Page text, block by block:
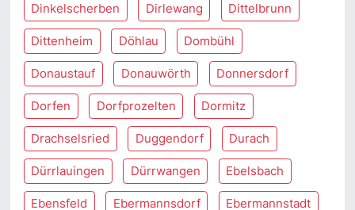
Dinkelscherben Dirlewang Dittelbrunn
Dittenheim Döhlau Dombühl
Donaustauf Donauwörth Donnersdorf
Dorfen Dorfprozelten Dormitz
Drachselsried Duggendorf Durach
Dürrlauingen Dürrwangen Ebelsbach
Ebensfeld Ebermannsdorf Ebermannstadt